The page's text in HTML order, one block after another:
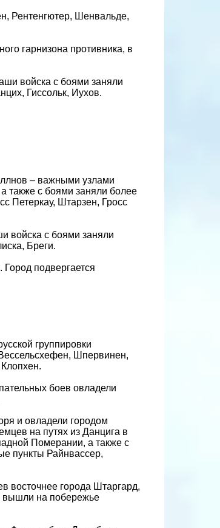
Рентенгютер, Шенвальде,
гарнизона противника, в
войска с боями заняли
Гиссольк, Иухов.
– важными узлами
также с боями заняли более
Петеркау, Штарзен, Гросс
войска с боями заняли
Бреги.
подвергается
группировки
Шпервинен,
боев овладели
и овладели городом
на путях из Данцига в
Померании, а также с
пункты Райнвассер,
восточнее города Штаргард,
вышли на побережье